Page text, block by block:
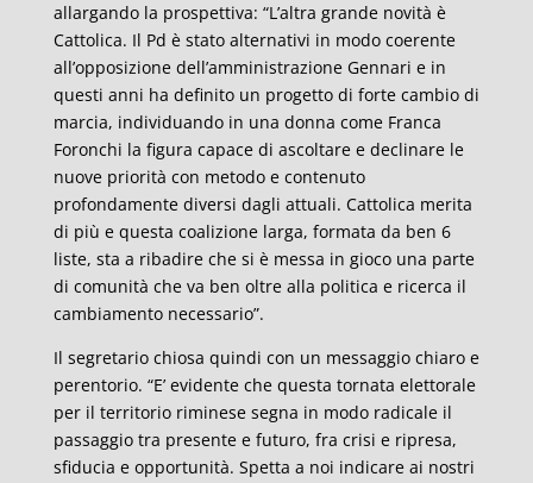
allargando la prospettiva: “L’altra grande novità è
Cattolica. Il Pd è stato alternativi in modo coerente
all’opposizione dell’amministrazione Gennari e in
questi anni ha definito un progetto di forte cambio di
marcia, individuando in una donna come Franca
Foronchi la figura capace di ascoltare e declinare le
nuove priorità con metodo e contenuto
profondamente diversi dagli attuali. Cattolica merita
di più e questa coalizione larga, formata da ben 6
liste, sta a ribadire che si è messa in gioco una parte
di comunità che va ben oltre alla politica e ricerca il
cambiamento necessario”.
Il segretario chiosa quindi con un messaggio chiaro e
perentorio. “E’ evidente che questa tornata elettorale
per il territorio riminese segna in modo radicale il
passaggio tra presente e futuro, fra crisi e ripresa,
sfiducia e opportunità. Spetta a noi indicare ai nostri